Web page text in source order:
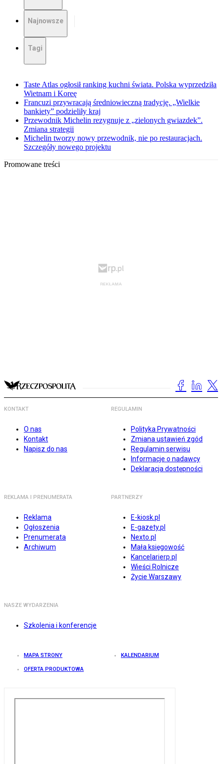
Najnowsze
Tagi
Taste Atlas ogłosił ranking kuchni świata. Polska wyprzedziła
Wietnam i Koreę
Francuzi przywracają średniowieczną tradycję. „Wielkie
bankiety” podzieliły kraj
Przewodnik Michelin rezygnuje z „zielonych gwiazdek”.
Zmiana strategii
Michelin tworzy nowy przewodnik, nie po restauracjach.
Szczegóły nowego projektu
Promowane treści
KONTAKT
O nas
Kontakt
Napisz do nas
REGULAMIN
Polityka Prywatności
Zmiana ustawień zgód
Regulamin serwisu
Informacje o nadawcy
Deklaracja dostępności
REKLAMA I PRENUMERATA
Reklama
Ogłoszenia
Prenumerata
Archiwum
PARTNERZY
E-kiosk.pl
E-gazety.pl
Nexto.pl
Mała księgowość
Kancelarierp.pl
Wieści Rolnicze
Życie Warszawy
NASZE WYDARZENIA
Szkolenia i konferencje
MAPA STRONY KALENDARIUM
OFERTA PRODUKTOWA